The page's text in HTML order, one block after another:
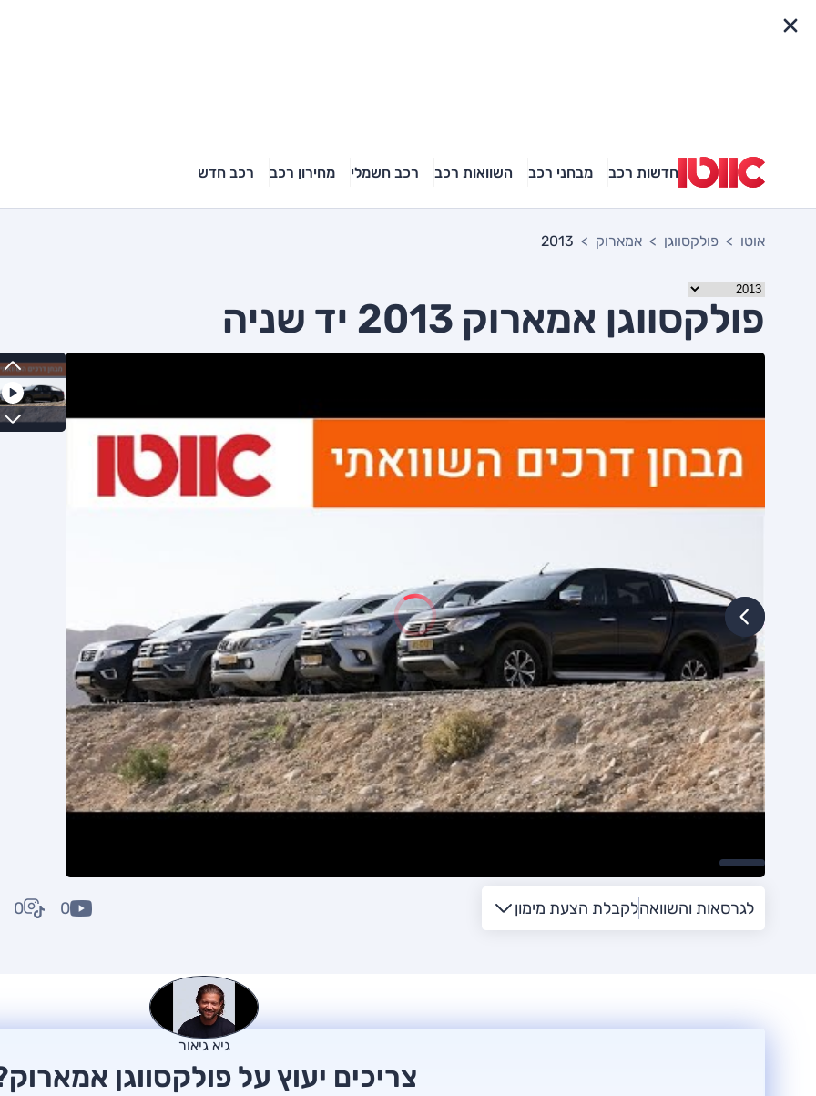
חדשות רכב מבחני רכב השוואות רכב רכב חשמלי מחירון רכב רכב חדש
אוטו פולקסווגן אמארוק 2013
פולקסווגן אמארוק 2013 יד שניה
לגרסאות והשוואהלקבלת הצעת מימון 0
0
גיא גיאור
צריכים יעוץ על פולקסווגן